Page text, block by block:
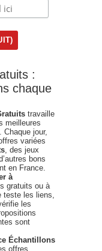
:
chaque
travaille
meilleures
jour,
variées
, des jeux
bons
en France.
à
gratuits ou à
les liens,
les
sont
Échantillons
offres